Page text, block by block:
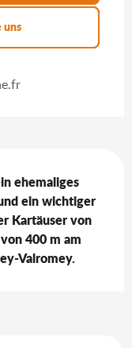
uns
ehemaliges
ein wichtiger
Kartäuser von
400 m am
Valromey.